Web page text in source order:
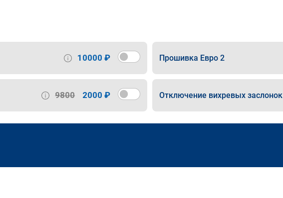
10000 ₽ Прошивка Евро 2
9800 2000 ₽ Отключение вихревых заслонок